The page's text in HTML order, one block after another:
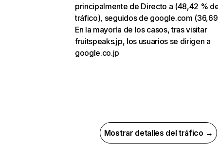
principalmente de Directo a (48,42 %
tráfico), seguidos de google.com
En la mayoría de los casos, tras visitar
fruitspeaks.jp, los usuarios se dirigen a
google.co.jp
Mostrar detalles del tráfico →